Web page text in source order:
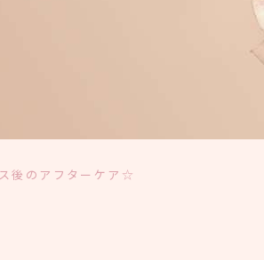
後のアフターケア☆